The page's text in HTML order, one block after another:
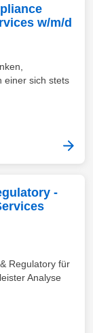
w/m/d
einer sich stets
-
& Regulatory für
Analyse